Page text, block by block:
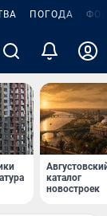
ПОГОДА
каталог
новостроек